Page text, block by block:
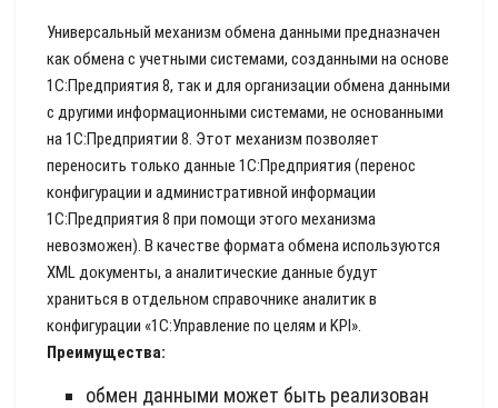
Универсальный механизм обмена данными предназначен
как обмена с учетными системами, созданными на основе
1С:Предприятия 8, так и для организации обмена данными
с другими информационными системами, не основанными
на 1С:Предприятии 8. Этот механизм позволяет
переносить только данные 1С:Предприятия (перенос
конфигурации и административной информации
1С:Предприятия 8 при помощи этого механизма
невозможен). В качестве формата обмена используются
XML документы, а аналитические данные будут
храниться в отдельном справочнике аналитик в
конфигурации «1С:Управление по целям и KPI».
Преимущества:
обмен данными может быть реализован